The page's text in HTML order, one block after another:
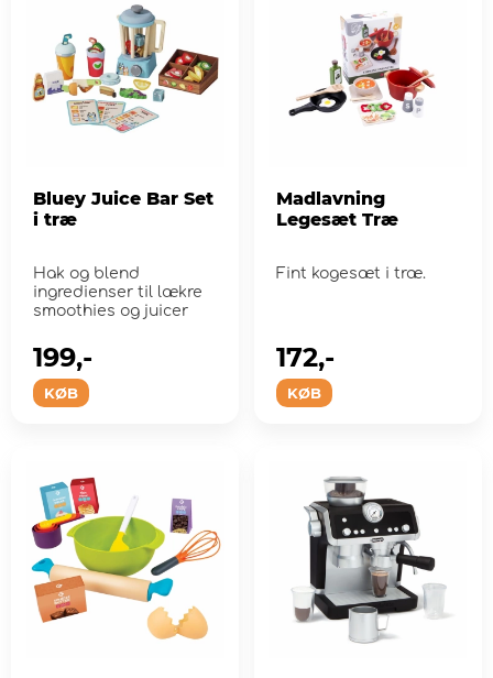
Bluey Juice Bar Set
i træ
Hak og blend
ingredienser til lækre
smoothies og juicer
KØB
199,-
Madlavning
Legesæt Træ
Fint kogesæt i træ.
KØB
172,-